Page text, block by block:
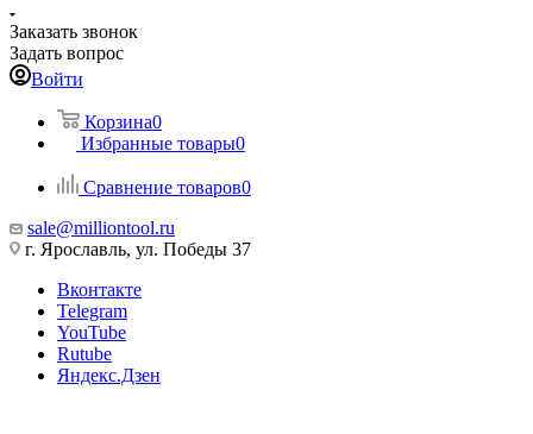
Заказать звонок
Задать вопрос
Войти
Корзина0
Избранные товары0
Сравнение товаров0
sale@milliontool.ru
г. Ярославль, ул. Победы 37
Вконтакте
Telegram
YouTube
Rutube
Яндекс.Дзен